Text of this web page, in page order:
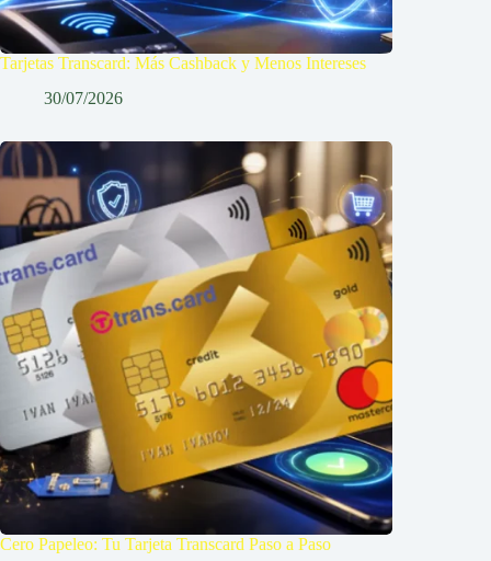
Tarjetas Transcard: Más Cashback y Menos Intereses
30/07/2026
Cero Papeleo: Tu Tarjeta Transcard Paso a Paso